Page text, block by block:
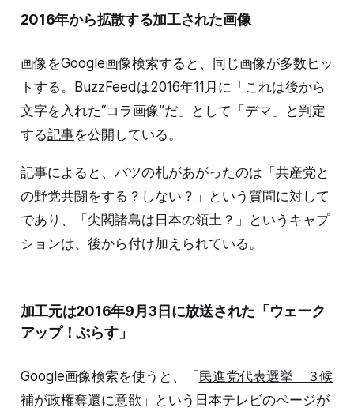
2016年から拡散する加工された画像
画像をGoogle画像検索すると、同じ画像が多数ヒッ
トする。BuzzFeedは2016年11月に「これは後から
文字を入れた“コラ画像”だ」として「デマ」と判定
する記事を公開している。
記事によると、バツの札があがったのは「共産党と
の野党共闘をする？しない？」という質問に対して
であり、「尖閣諸島は日本の領土？」というキャプ
ションは、後から付け加えられている。
加工元は2016年9月3日に放送された「ウェーク
アップ！ぷらす」
Google画像検索を使うと、「 民進党代表選挙 ３候
補が政権奪還に意欲 」という日本テレビのページが